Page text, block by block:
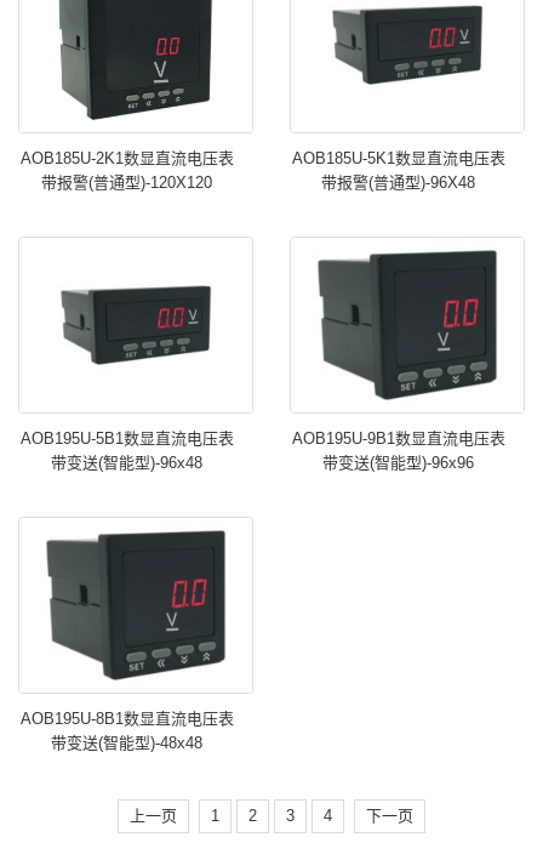
AOB185U-2K1数显直流电压表
带报警(普通型)-120X120
AOB185U-5K1数显直流电压表
带报警(普通型)-96X48
AOB195U-5B1数显直流电压表
带变送(智能型)-96x48
AOB195U-9B1数显直流电压表
带变送(智能型)-96x96
AOB195U-8B1数显直流电压表
带变送(智能型)-48x48
上一页 1 2 3 4 下一页